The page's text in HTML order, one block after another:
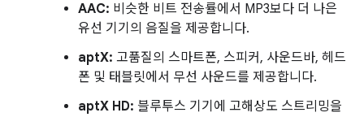
AAC: 비슷한 비트 전송률에서 MP3보다 더 나은
유선 기기의 음질을 제공합니다.
aptX: 고품질의 스마트폰, 스피커, 사운드바, 헤드
폰 및 태블릿에서 무선 사운드를 제공합니다.
aptX HD: 블루투스 기기에 고해상도 스트리밍을